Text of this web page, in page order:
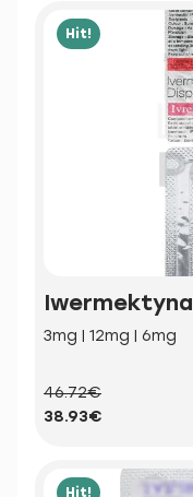
Hit!
Iwermektyna
3mg | 12mg | 6mg
46.72€
38.93€
Hit!